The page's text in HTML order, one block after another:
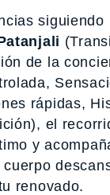
siguiendo
de la
rápidas,
el
y
renovado.